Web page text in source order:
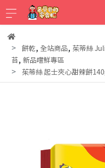
餅乾, 全站商品, 茱蒂絲
苔, 新品嚐鮮專區
茱蒂絲 起士夾心甜辣餅